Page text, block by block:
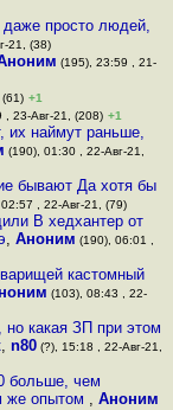
даже просто людей,
21, (38)
(195), 23:59 , 21-
+1
23-Авг-21, (208) +1
их наймут раньше,
(190), 01:30 , 22-Авг-21,
бывают Да хотя бы
, 22-Авг-21, (79)
В хедхантер от
,Аноним (190), 06:01 ,
кастомный
(103), 08:43 , 22-
какая ЗП при этом
, n80(?), 15:18 , 22-Авг-21,
больше, чем
же опытом , Аноним